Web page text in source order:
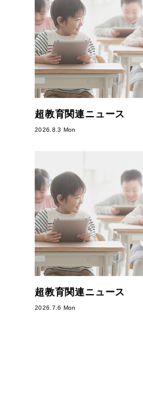
超教育関連ニュース
2026.8.3 Mon
超教育関連ニュース
2026.7.6 Mon